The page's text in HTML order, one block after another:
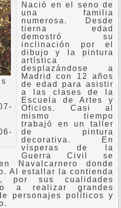
Nació en el seno de
una familia
numerosa. Desde
tierna edad
demostró su
inclinación por el
dibujo y la pintura
artística
desplazándose a
Madrid con 12 años
de edad para asistir
a las clases de la
Escuela de Artes y
Oficios. Casi al
mismo tiempo
trabajó en un taller
de pintura
decorativa. En
vísperas de la
Guerra Civil se
Navalcarnero donde
Al estallar la contienda
por sus cualidades
a realizar grandes
personajes políticos y